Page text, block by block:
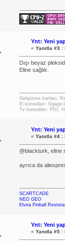
Ynt: Yeni
« Yanıtla #3 :
Dışı beyaz
Eline sağlık.
Geliştirme kartları:
El konsolları:
Tv konsolları: PS1,
Ynt: Yeni
« Yanıtla #4 :
@blackturk, eline
ayrıca da
SCARTCADE
NEO GEO
Elvira Pinball
Ynt: Yeni
« Yanıtla #5 :